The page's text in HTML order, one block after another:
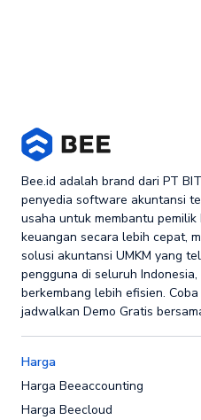
Bee.id adalah brand dari PT
penyedia software akuntansi
usaha untuk membantu
keuangan secara lebih cepat,
solusi akuntansi UMKM yang
pengguna di seluruh
berkembang lebih efisien.
jadwalkan Demo Gratis
Harga
Harga Beeaccounting
Harga Beecloud